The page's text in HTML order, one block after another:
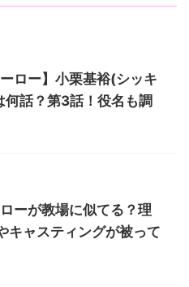
ーロー】小栗基裕(シッキ
何話？第3話！役名も調
ーが教場に似てる？理
キャスティングが被って